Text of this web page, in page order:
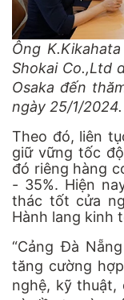
Ông
Shokai Co.,Ltd
Osaka đến
ngày 25/1/2024.
Theo đó, liên
giữ vững tốc
đó riêng hàng
- 35%. Hiện
thác tốt cửa
Hành lang kinh
“Cảng Đà
tăng cường
nghệ, kỹ thuật,